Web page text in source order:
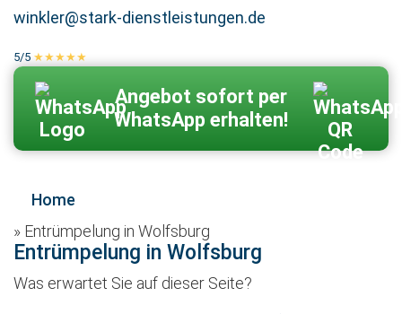
winkler@stark-dienstleistungen.de
5/5 ★★★★★
100 % echte Kundenbewertungen
Zum KontaktformularAngebot sofort per
WhatsApp erhalten!
Home
» Entrümpelung in Wolfsburg
Entrümpelung in Wolfsburg
Was erwartet Sie auf dieser Seite?